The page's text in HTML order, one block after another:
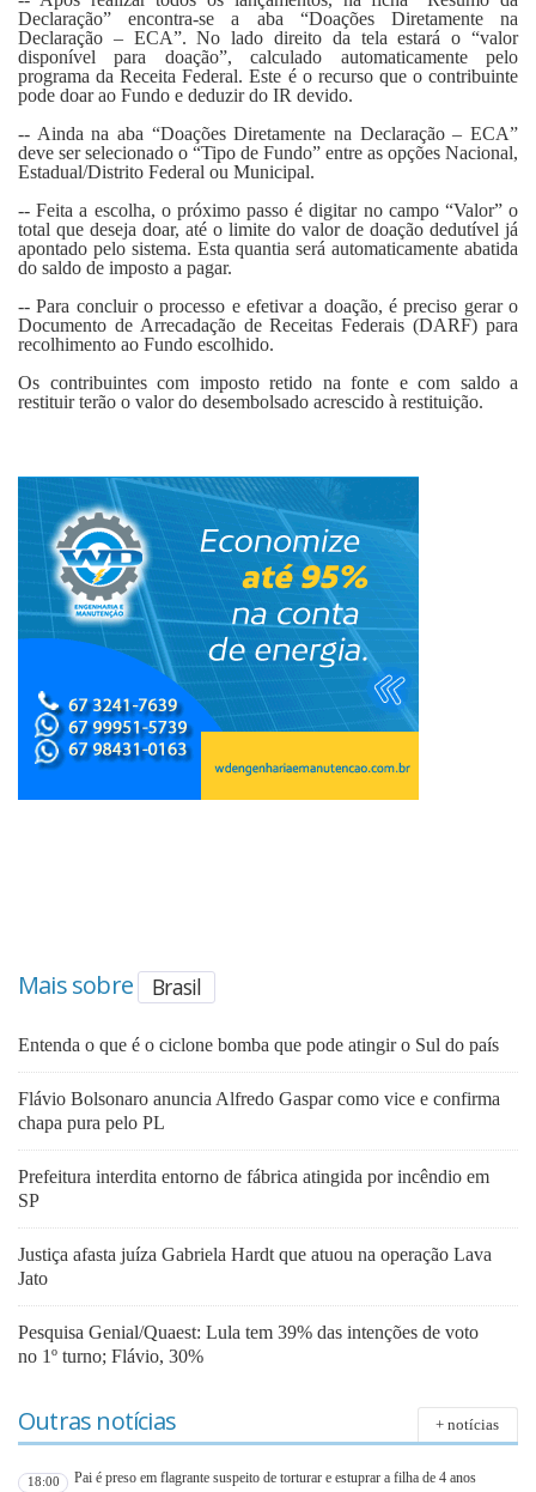
Declaração” encontra-se a aba “Doações Diretamente na
Declaração – ECA”. No lado direito da tela estará o “valor
disponível para doação”, calculado automaticamente pelo
programa da Receita Federal. Este é o recurso que o contribuinte
pode doar ao Fundo e deduzir do IR devido.
-- Ainda na aba “Doações Diretamente na Declaração – ECA”
deve ser selecionado o “Tipo de Fundo” entre as opções Nacional,
Estadual/Distrito Federal ou Municipal.
-- Feita a escolha, o próximo passo é digitar no campo “Valor” o
total que deseja doar, até o limite do valor de doação dedutível já
apontado pelo sistema. Esta quantia será automaticamente abatida
do saldo de imposto a pagar.
-- Para concluir o processo e efetivar a doação, é preciso gerar o
Documento de Arrecadação de Receitas Federais (DARF) para
recolhimento ao Fundo escolhido.
Os contribuintes com imposto retido na fonte e com saldo a
restituir terão o valor do desembolsado acrescido à restituição.
Mais sobre Brasil
Entenda o que é o ciclone bomba que pode atingir o Sul do país
Flávio Bolsonaro anuncia Alfredo Gaspar como vice e confirma
chapa pura pelo PL
Prefeitura interdita entorno de fábrica atingida por incêndio em
SP
Justiça afasta juíza Gabriela Hardt que atuou na operação Lava
Jato
Pesquisa Genial/Quaest: Lula tem 39% das intenções de voto
no 1º turno; Flávio, 30%
Outras notícias + notícias
18:00 Pai é preso em flagrante suspeito de torturar e estuprar a filha de 4 anos